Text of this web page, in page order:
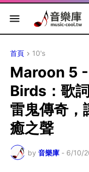
首頁 10's
Maroon 5
Birds：歌
雷鬼傳奇，
癒之聲
by 音樂庫 - 6/10/